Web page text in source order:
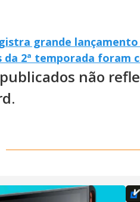
grande
2ª temporada foram
não